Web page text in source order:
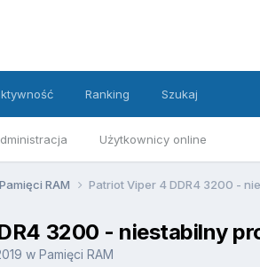
Użytkownicy online
Ranking Szukaj
Pamięci RAM Patriot Viper 4 DDR4 3200 -
3200 - niestabilny
w Pamięci RAM